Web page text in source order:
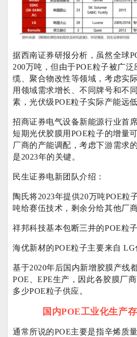
据西南证券研报分析，虽然全球
200万吨，但由于POE粒子被广
缆、聚合物改性等领域，考虑实
用领域需求增长、不同牌号和不
素，光伏级POE粒子实际产能远
招商证券电气设备新能源行业首
短期光伏胶膜用POE粒子的增量
厂商的产能调配，考虑下游需求
是2023年的关键。
民生证券电新团队介绍：
陶氏将2023年提供20万吨POE粒
吨给赛伍技术，剩余分给其他厂商
祥邦科技基本包断三井的POE粒子
海优新材的POE粒子主要来自 LG
基于2020年后国内新增胶膜产线
POE、EPE生产，因此各胶膜厂
多少POE粒子供应。
国内POE工业化生产
通常所说的POE主要是指辛烯质